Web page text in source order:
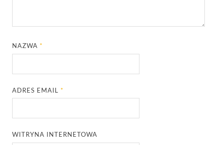
NAZWA*
ADRES EMAIL*
WITRYNA INTERNETOWA